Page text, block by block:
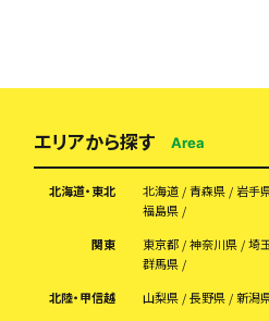
エリアから探す Area
北海道・東北 北海道 青森県 岩手
福島県
関東
東京都 神奈川県 埼
群馬県
北陸・甲信越
山梨県 長野県 新潟